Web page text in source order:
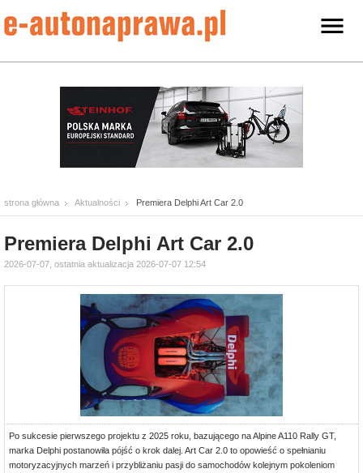
strona główna Aktualności Premiera Delphi Art Car 2.0
Premiera Delphi Art Car 2.0
2026-07-07, ostatnia aktualizacja 2026-07-07 12:54
Po sukcesie pierwszego projektu z 2025 roku, bazującego na Alpine A110 Rally GT,
marka Delphi postanowiła pójść o krok dalej. Art Car 2.0 to opowieść o spełnianiu
motoryzacyjnych marzeń i przybliżaniu pasji do samochodów kolejnym pokoleniom